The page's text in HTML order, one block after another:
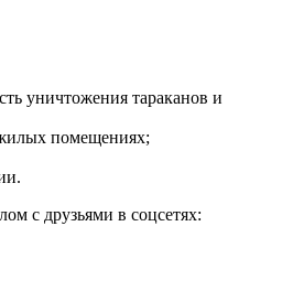
уничтожения тараканов и
помещениях;
с друзьями в соцсетях: